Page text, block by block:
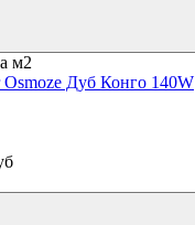
м2
Дуб Конго 140W